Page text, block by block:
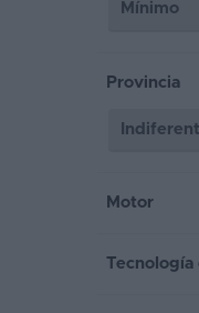
Provincia
Motor
Tecnología